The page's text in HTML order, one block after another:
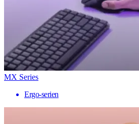
MX Series
Ergo-serien